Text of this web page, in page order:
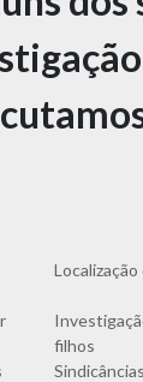
filhos